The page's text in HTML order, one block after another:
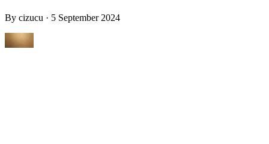
By cizucu · 5 September 2024